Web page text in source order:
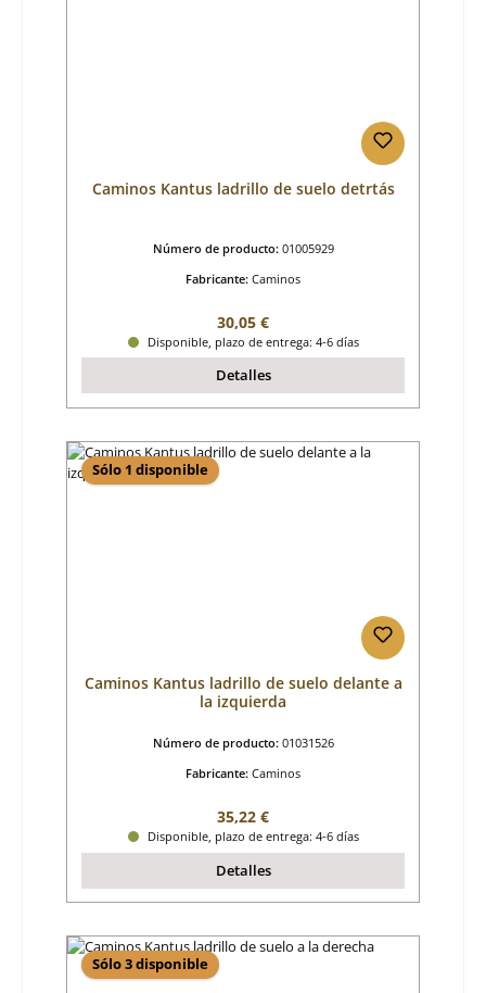
Caminos Kantus ladrillo de suelo detrtás
Número de producto: 01005929
Fabricante: Caminos
Precio normal:
30,05 €
Disponible, plazo de entrega: 4-6 días
Detalles
Sólo 1 disponible
Caminos Kantus ladrillo de suelo delante a
la izquierda
Número de producto: 01031526
Fabricante: Caminos
Precio normal:
35,22 €
Disponible, plazo de entrega: 4-6 días
Detalles
Sólo 3 disponible